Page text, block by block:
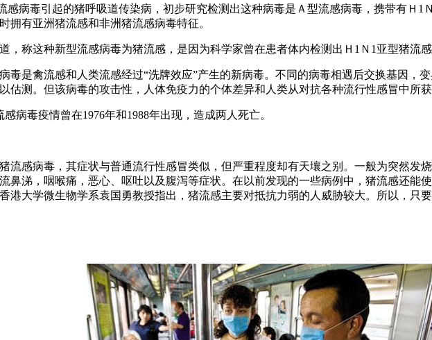
感病毒引起的猪呼吸道传染病，初步研究检测出这种病毒是Ａ型流感病毒，携带有Ｈ1
拥有亚洲猪流感和非洲猪流感病毒特征。
，称这种新型流感病毒为猪流感，是因为科学家曾在患者体内检测出Ｈ1Ｎ1亚型猪流
毒是禽流感和人类流感经过“洗牌效应”产生的新病毒。不同的病毒相遇后交换基因，
估测。但该病毒的攻击性，人体免疫力的个体差异和人类从对抗各种流行性感冒中所
病毒疫情曾在1976年和1988年出现，造成两人死亡。
流感病毒，其症状与普通流行性感冒类似，但严重程度却有天壤之别。一般为突然发
鼻涕，咽喉痛，恶心、呕吐以及腹泻等症状。在以前发现的一些病例中，猪流感还能
港大学微生物学系袁国勇教授指出，猪流感主要对抵抗力弱的人威胁较大。所以，只